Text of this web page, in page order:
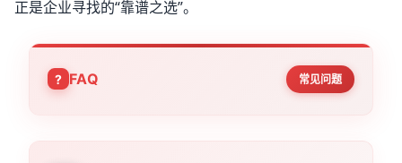
正是企业寻找的“靠谱之选”。
FAQ 常见问题